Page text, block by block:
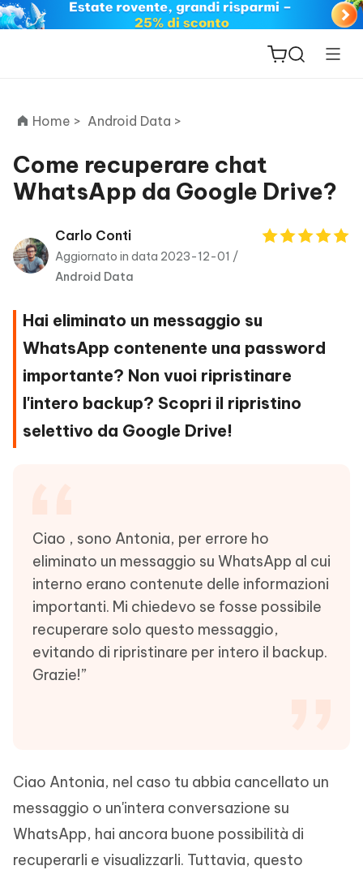
ReiBoot
PDNob
PDF
iAnyGo
Home > Android Data >
Come recuperare chat
WhatsApp da Google Drive?
Carlo Conti
Aggiornato in data 2023-12-01 /
Android Data
Hai eliminato un messaggio su
WhatsApp contenente una password
importante? Non vuoi ripristinare
l'intero backup? Scopri il ripristino
selettivo da Google Drive!
Ciao , sono Antonia, per errore ho
eliminato un messaggio su WhatsApp al cui
interno erano contenute delle informazioni
importanti. Mi chiedevo se fosse possibile
recuperare solo questo messaggio,
evitando di ripristinare per intero il backup.
Grazie!”
Ciao Antonia, nel caso tu abbia cancellato un
messaggio o un'intera conversazione su
WhatsApp, hai ancora buone possibilità di
recuperarli e visualizzarli. Tuttavia, questo